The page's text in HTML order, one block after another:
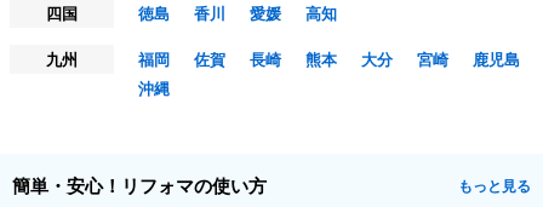
四国
徳島 香川 愛媛
高知
九州
福岡 佐賀 長崎 熊本 大分 宮崎
鹿児島
沖縄
簡単・安心！リフォマの使い方 もっと見る